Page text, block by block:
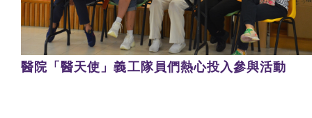
醫院「醫天使」義工隊員們熱心投入參與活動